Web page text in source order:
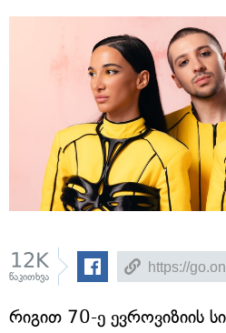
12K
წაკითხვა
რიგით 70-ე ევროვიზიის